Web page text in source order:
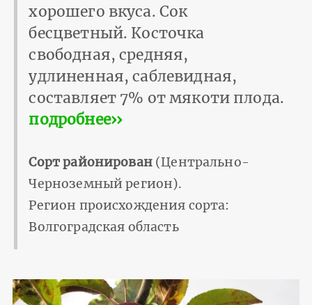
хорошего вкуса. Сок
бесцветный. Косточка
свободная, средняя,
удлиненная, саблевидная,
составляет 7% от мякоти плода.
подробнее››
Сорт районирован(Центрально-
Черноземный регион).
Регион происхождения сорта:
Волгоградская область